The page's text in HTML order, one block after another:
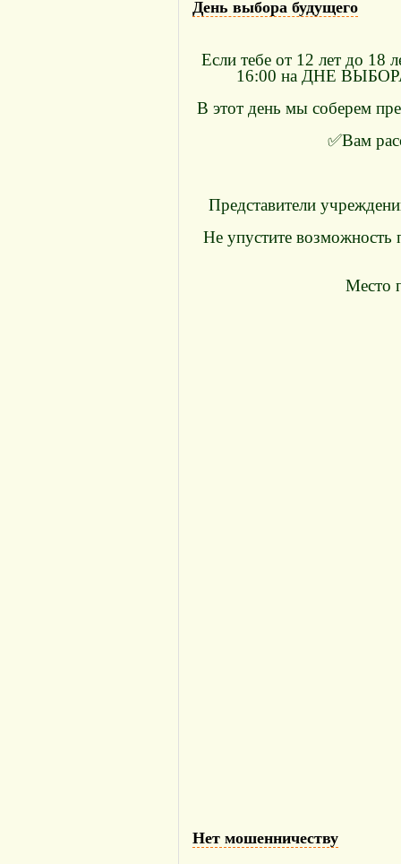
День выбора будущего
Если тебе от 12 лет до 18
16:00 на ДНЕ
В этот день мы соберем
✅Вам
Представители
Не упустите возможность
Место
Нет мошенничеству